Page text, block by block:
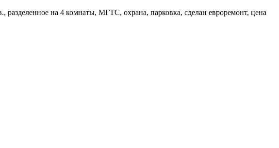
на 4 комнаты, МГТС, охрана, парковка, сделан евроремонт, цена